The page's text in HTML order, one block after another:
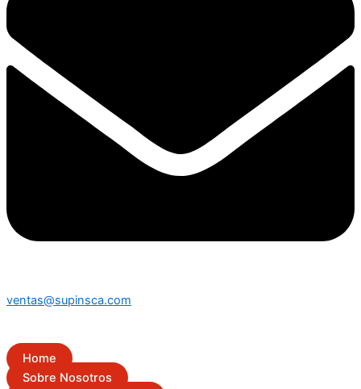
ventas@supinsca.com
Home
Sobre Nosotros